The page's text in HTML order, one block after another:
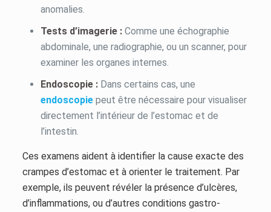
anomalies.
Tests d’imagerie :Comme une échographie
abdominale, une radiographie, ou un scanner, pour
examiner les organes internes.
Endoscopie :Dans certains cas, une
endoscopiepeut être nécessaire pour visualiser
directement l’intérieur de l’estomac et de
l’intestin.
Ces examens aident à identifier la cause exacte des
crampes d’estomac et à orienter le traitement. Par
exemple, ils peuvent révéler la présence d’ulcères,
d’inflammations, ou d’autres conditions gastro-